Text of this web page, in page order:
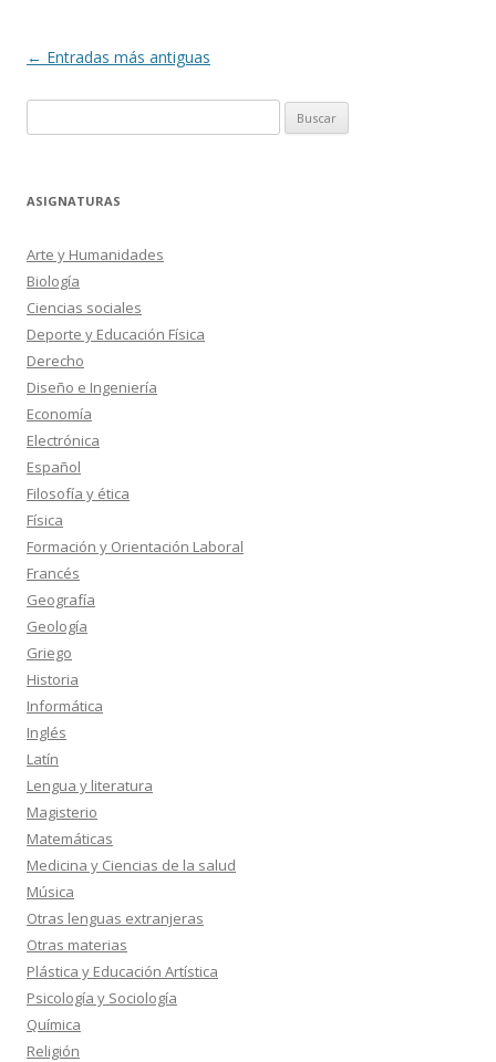
Navegación
← Entradas más antiguas
ASIGNATURAS
Arte y Humanidades
Biología
Ciencias sociales
Deporte y Educación Física
Derecho
Diseño e Ingeniería
Economía
Electrónica
Español
Filosofía y ética
Física
Formación y Orientación Laboral
Francés
Geografía
Geología
Griego
Historia
Informática
Inglés
Latín
Lengua y literatura
Magisterio
Matemáticas
Medicina y Ciencias de la salud
Música
Otras lenguas extranjeras
Otras materias
Plástica y Educación Artística
Psicología y Sociología
Química
Religión